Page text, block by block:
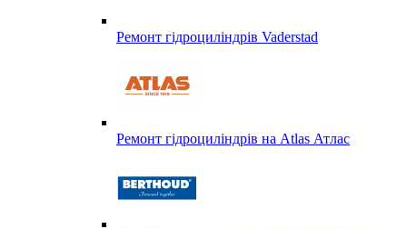
Ремонт гідроциліндрів Vaderstad
Ремонт гідроциліндрів на Atlas Атлас